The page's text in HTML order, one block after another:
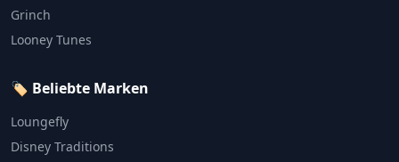
Grinch
Looney Tunes
🏷️ Beliebte Marken
Loungefly
Disney Traditions